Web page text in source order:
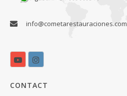
info@cometarestauraciones.com
CONTACT